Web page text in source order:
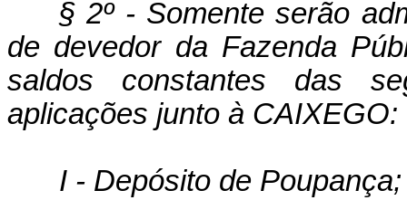
§ 2º - Somente serão
de devedor da Fazenda
saldos constantes das
aplicações junto à CAIXEGO:
I - Depósito de Poupança;